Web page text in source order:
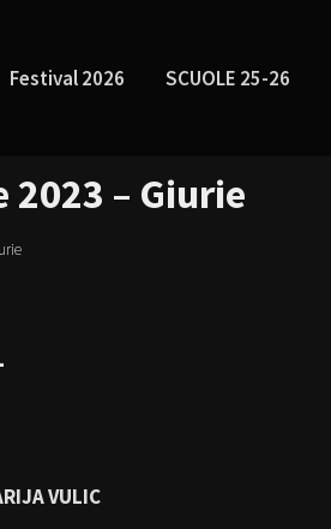
Festival 2026 SCUOLE 25-26
2023 – Giurie
VULIC